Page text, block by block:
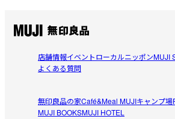
店舗情報イベントローカルニッポンMUJI
よくある質問
無印良品の家Café&Meal MUJIキャンプ場
MUJI BOOKSMUJI HOTEL